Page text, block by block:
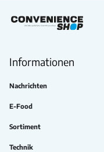
Informationen
Nachrichten
E-Food
Sortiment
Technik